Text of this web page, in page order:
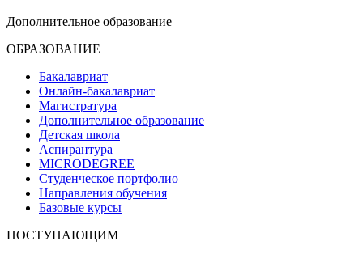
Дополнительное образование
ОБРАЗОВАНИЕ
Бакалавриат
Онлайн-бакалавриат
Магистратура
Дополнительное образование
Детская школа
Аспирантура
MICRODEGREE
Студенческое портфолио
Направления обучения
Базовые курсы
ПОСТУПАЮЩИМ